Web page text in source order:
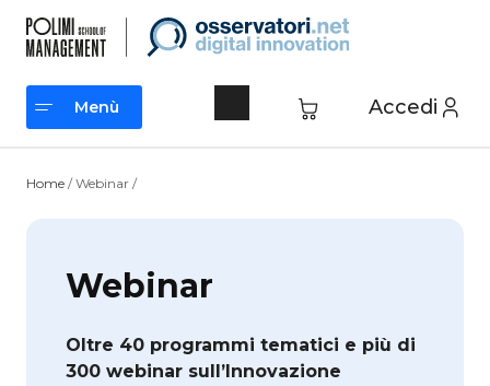
contenuto
Accedi
Menù
Home / Webinar /
Webinar
Oltre 40 programmi tematici e più di
300 webinar sull’Innovazione